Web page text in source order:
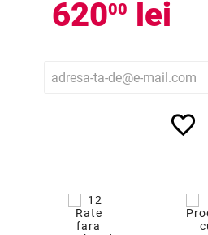
62000 lei
favorite_border